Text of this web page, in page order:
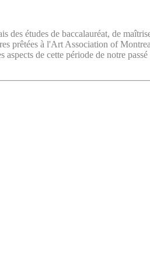
des études de baccalauréat, de
prêtées à l'Art Association of
de cette période de notre